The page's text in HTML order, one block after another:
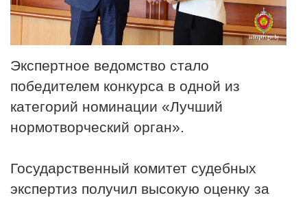
Экспертное ведомство стало
победителем конкурса в одной из
категорий номинации «Лучший
нормотворческий орган».
Государственный комитет судебных
экспертиз получил высокую оценку за